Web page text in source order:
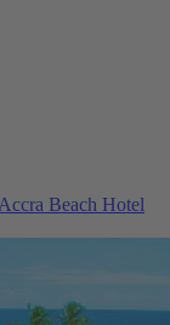
Beach Hotel